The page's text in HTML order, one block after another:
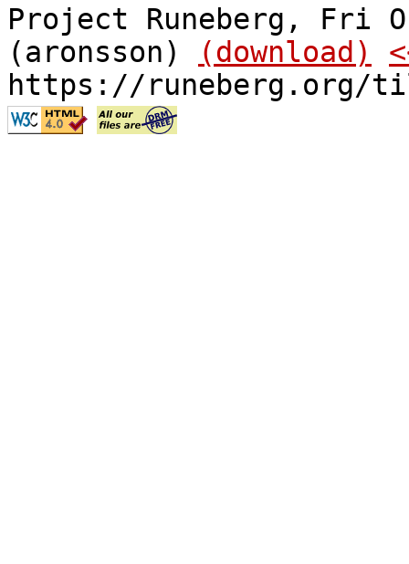
Project Runeberg, Fri
(aronsson)
(download)
https://runeberg.org/